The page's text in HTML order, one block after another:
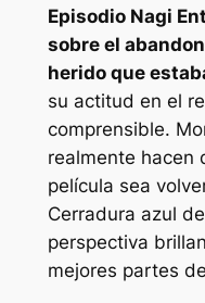
Episodio Nagi
sobre el
herido que
su actitud en el
comprensible.
realmente hacen
película sea
Cerradura azul
perspectiva
mejores partes